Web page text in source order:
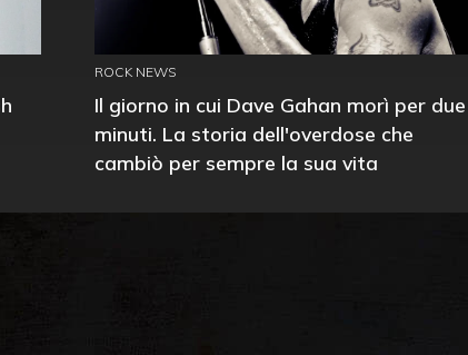
ROCK NEWS
Il giorno in cui Dave Gahan morì per due
minuti. La storia dell'overdose che
cambiò per sempre la sua vita